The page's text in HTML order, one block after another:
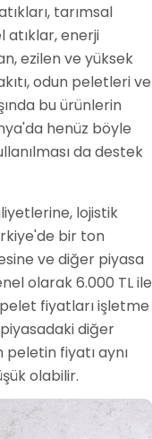
tarımsal
atıklar, enerji
ezilen ve yüksek
odun peletleri ve
bu ürünlerin
henüz böyle
da destek
lojistik
bir ton
ve diğer piyasa
olarak 6.000 TL ile
fiyatları işletme
diğer
peletin fiyatı aynı
olabilir.